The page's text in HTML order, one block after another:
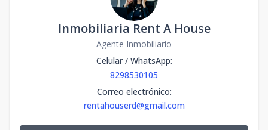
Inmobiliaria Rent A House
Agente Inmobiliario
Celular / WhatsApp:
8298530105
Correo electrónico:
rentahouserd@gmail.com